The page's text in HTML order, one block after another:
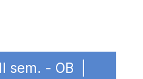
sem. - OB |